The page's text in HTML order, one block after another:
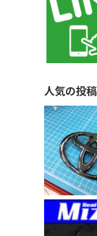
人気の投稿